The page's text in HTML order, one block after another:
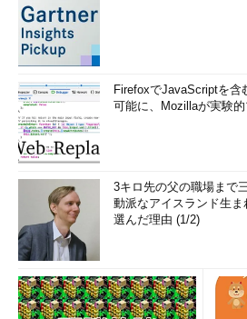
FirefoxでJavaScriptを含
可能に、Mozillaが実験
3キロ先の父の職場ま
動派なアイスランド生
選んだ理由 (1/2)